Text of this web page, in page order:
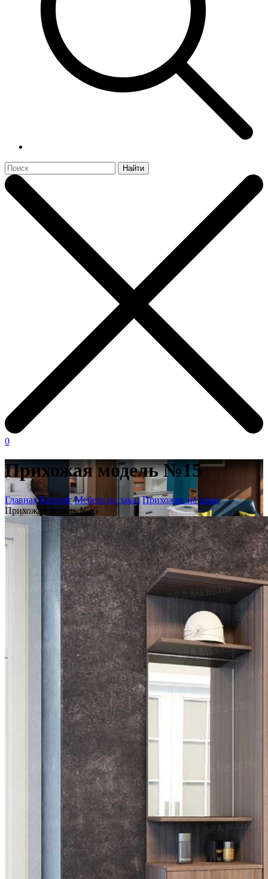
Найти
0
Прихожая модель №15
Главная Каталог Мебель на заказ Прихожие на заказ
Прихожая модель №15